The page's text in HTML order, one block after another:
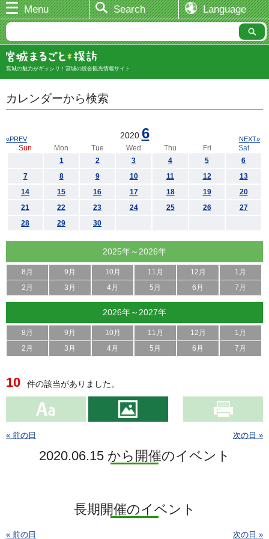
Menu Search Language
宮城の魅力がギッシリ！宮城の総合観光情報サイト
カレンダーから検索
2020. 6
«PREV NEXT»
Sun Mon Tue Wed Thu Fri
Sat
1
2 3 4 5
6
7
8 9 10 11 12
13
14
15 16 17 18 19
20
21
22 23 24 25 26
27
28
29 30
2025年～2026年
8月 9月 10月 11月 12月
1月
2月
3月 4月 5月 6月 7月
2026年～2027年
8月 9月 10月 11月 12月
1月
2月
3月 4月 5月 6月 7月
10 件の該当がありました。
« 前の日 次の日 »
2020.06.15 から開催のイベント
長期開催のイベント
« 前の日 次の日 »